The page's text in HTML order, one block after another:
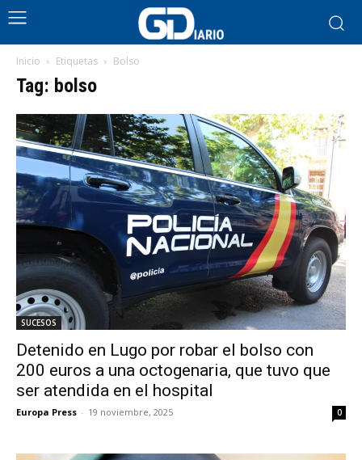
Inicio Etiquetas Bolso
Tag: bolso
SUCESOS
Detenido en Lugo por robar el bolso con
200 euros a una octogenaria, que tuvo que
ser atendida en el hospital
Europa Press - 19 noviembre, 2025 0